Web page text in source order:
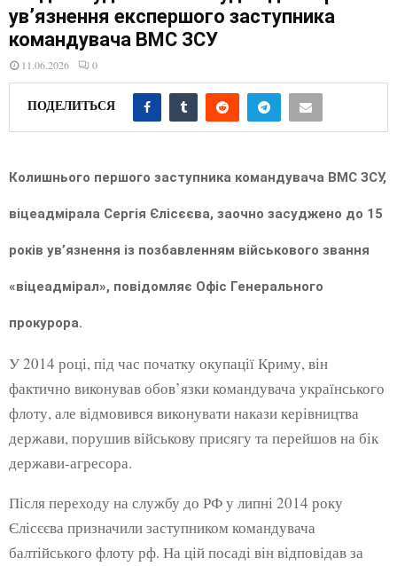
E
N
U
ув’язнення експершого заступника
командувача ВМС ЗСУ
11.06.2026 0
ПОДЕЛИТЬСЯ
Колишнього першого заступника командувача ВМС ЗСУ,
віцеадмірала Сергія Єлісєєва, заочно засуджено до 15
років ув’язнення із позбавленням військового звання
«віцеадмірал», повідомляє Офіс Генерального
прокурора.
У 2014 році, під час початку окупації Криму, він
фактично виконував обов’язки командувача українського
флоту, але відмовився виконувати накази керівництва
держави, порушив військову присягу та перейшов на бік
держави-агресора.
Після переходу на службу до РФ у липні 2014 року
Єлісєєва призначили заступником командувача
балтійського флоту рф. На цій посаді він відповідав за